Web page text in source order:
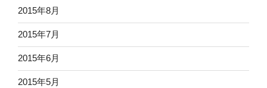
2015年8月
2015年7月
2015年6月
2015年5月